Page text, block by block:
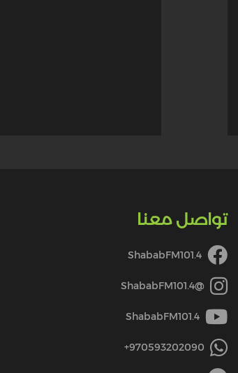
تواصل معنا
ShababFM101.4
@ShababFM101.4
ShababFM101.4
970593202090+